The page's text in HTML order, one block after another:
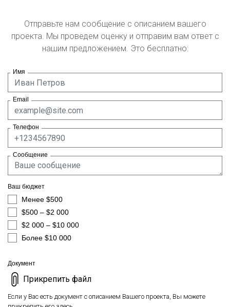
Отправьте нам сообщение с описанием вашего
проекта. Мы проведем оценку и отправим вам ответ с
нашим предложением. Это бесплатно:
Имя
Email
Телефон
Сообщение
Ваш бюджет
Менее $500
$500 – $2 000
$2 000 – $10 000
Более $10 000
Документ
Прикрепить файл
Если у Вас есть документ с описанием Вашего проекта, Вы можете